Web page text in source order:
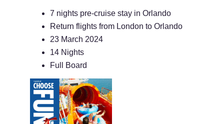
7 nights pre-cruise stay in Orlando
Return flights from London to Orlando
23 March 2024
14 Nights
Full Board